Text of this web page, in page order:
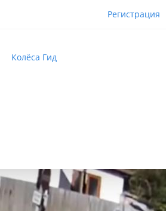
Регистрация
Колёса Гид